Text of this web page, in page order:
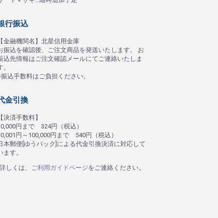
行振込
【金融機関名】北星信用金庫
振込を確認後、ご注文商品を発送いたします。 お
込先情報はご注文確認メールにてご連絡いたしま
。
込手数料はご負担ください。
金引換
【決済手数料】
円まで 324円（税込）
円～100,000円まで 540円（税込）
本郵便[ゆうパック]による代金引換決済に対応して
ます。
しくは、 ご利用ガイドページをご連絡ください。